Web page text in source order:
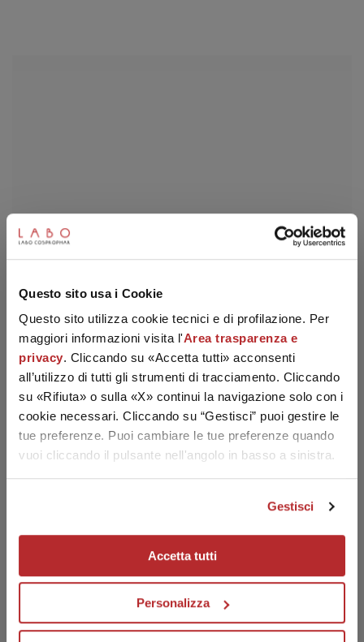
Questo sito usa i Cookie
Questo sito utilizza cookie tecnici e di profilazione. Per
maggiori informazioni visita l'Area trasparenza e
privacy. Cliccando su «Accetta tutti» acconsenti
all’utilizzo di tutti gli strumenti di tracciamento. Cliccando
su «Rifiuta» o sulla «X» continui la navigazione solo con i
cookie necessari. Cliccando su “Gestisci” puoi gestire le
tue preferenze. Puoi cambiare le tue preferenze quando
vuoi cliccando il pulsante nell'angolo in basso a sinistra.
Gestisci
Accetta tutti
Personalizza
Facial Lifting Dense Cream
15% OFF WELCOME FOR YOU!
Join the Labo Suisse world! Subscribe to the newsletter for a
Your email
my personal data to receive promotional communications and
Visit transparency and privacy area